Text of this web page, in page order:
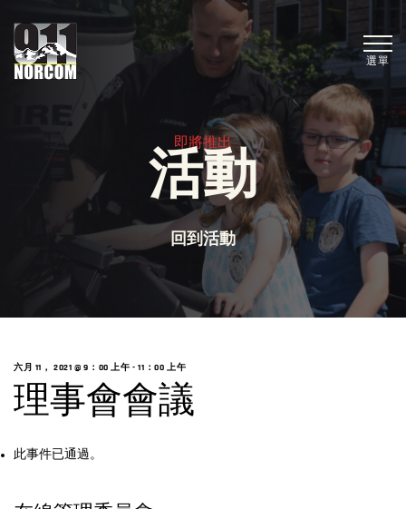
選單
即將推出
活動
回到活動
六月 11， 2021 @ 9：00 上午 -11：00 上午
理事會會議
此事件已通過。